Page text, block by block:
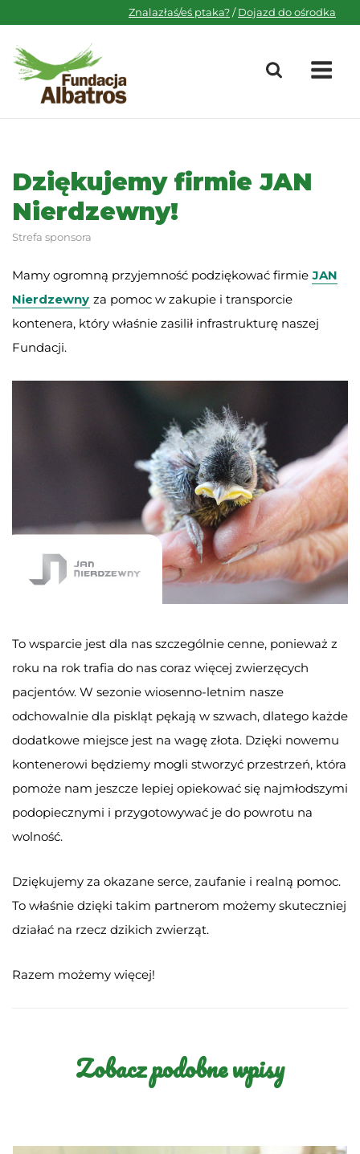
to
content
Znalazłaś/eś ptaka?/Dojazd do ośrodka
Dziękujemy firmie JAN
Nierdzewny!
Strefa sponsora
Mamy ogromną przyjemność podziękować firmie JAN
Nierdzewny za pomoc w zakupie i transporcie
kontenera, który właśnie zasilił infrastrukturę naszej
Fundacji.
To wsparcie jest dla nas szczególnie cenne, ponieważ z
roku na rok trafia do nas coraz więcej zwierzęcych
pacjentów. W sezonie wiosenno-letnim nasze
odchowalnie dla piskląt pękają w szwach, dlatego każde
dodatkowe miejsce jest na wagę złota. Dzięki nowemu
kontenerowi będziemy mogli stworzyć przestrzeń, która
pomoże nam jeszcze lepiej opiekować się najmłodszymi
podopiecznymi i przygotowywać je do powrotu na
wolność.
Dziękujemy za okazane serce, zaufanie i realną pomoc.
To właśnie dzięki takim partnerom możemy skuteczniej
działać na rzecz dzikich zwierząt.
Razem możemy więcej!
Zobacz podobne wpisy